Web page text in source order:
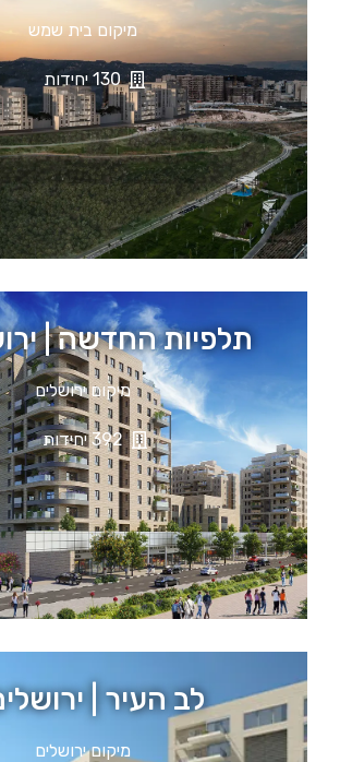
מיקום בית שמש
130 יחידות
תלפיות החדשה |
מיקום ירושלים
392 יחידות
לב העיר |
מיקום ירושלים